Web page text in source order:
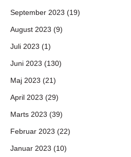
September 2023 (19)
August 2023 (9)
Juli 2023 (1)
Juni 2023 (130)
Maj 2023 (21)
April 2023 (29)
Marts 2023 (39)
Februar 2023 (22)
Januar 2023 (10)